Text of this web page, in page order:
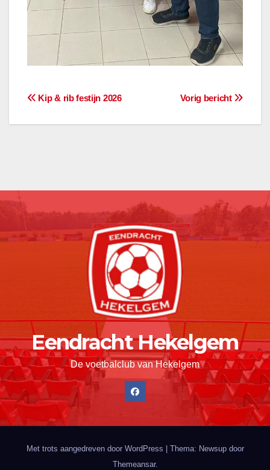
Berichtnavigatie Vorig bericht
Kip & rib festijn 2026
Eendracht Hekelgem
De voetbalclub van Hekelgem
Met trots aangedreven door WordPress
Thema: Newsup door
Themeansar.